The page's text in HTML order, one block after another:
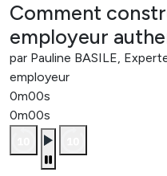
Comment
employeur
par Pauline BASILE,
employeur
0m00s
0m00s